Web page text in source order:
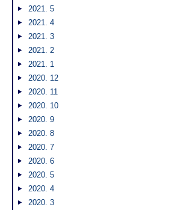
2021. 5
2021. 4
2021. 3
2021. 2
2021. 1
2020. 12
2020. 11
2020. 10
2020. 9
2020. 8
2020. 7
2020. 6
2020. 5
2020. 4
2020. 3